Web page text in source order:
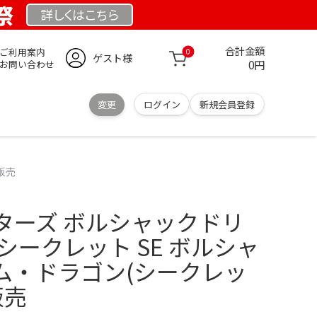
詳しくはこちら
利用案内
問い合わせ
ゲスト様 0 合計金額
0円
変更 ログイン 新規会員登録
売
ーズ ボルシャックドリ
ークレット SE ボルシャ
・ドラゴン(シークレッ